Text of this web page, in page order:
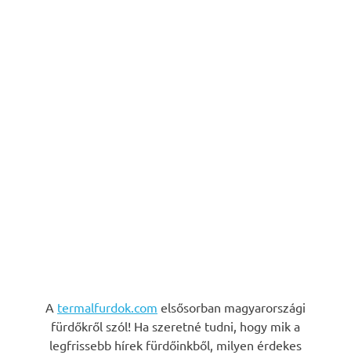
A termalfurdok.com elsősorban magyarországi
fürdőkről szól! Ha szeretné tudni, hogy mik a
legfrissebb hírek fürdőinkből, milyen érdekes